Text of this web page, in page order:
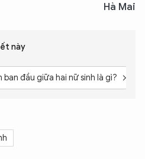
Hà Mai
này
đầu giữa hai nữ sinh là gì?